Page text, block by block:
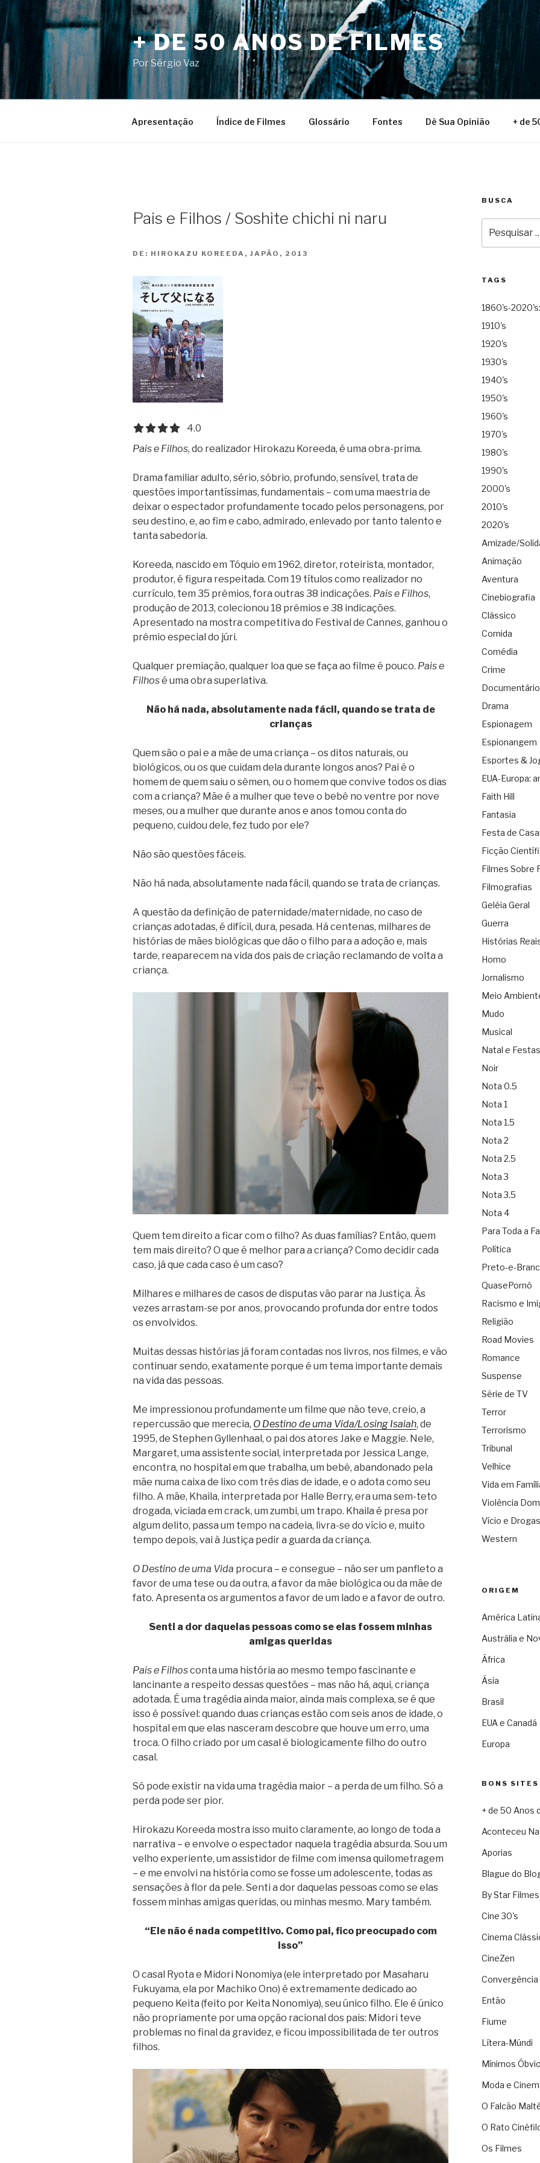
para
o
conteúdo
+ DE 50 ANOS DE FILMES
Por Sérgio Vaz
Apresentação Índice de Filmes Glossário Fontes Dê Sua Opinião + de
Pais e Filhos / Soshite chichi ni naru
DE: HIROKAZU KOREEDA, JAPÃO, 2013
4.0 out of 5.0 stars
4.0
Pais e Filhos, do realizador Hirokazu Koreeda, é uma obra-prima.
Drama familiar adulto, sério, sóbrio, profundo, sensível, trata de
questões importantíssimas, fundamentais – com uma maestria de
deixar o espectador profundamente tocado pelos personagens, por
seu destino, e, ao fim e cabo, admirado, enlevado por tanto talento e
tanta sabedoria.
Koreeda, nascido em Tóquio em 1962, diretor, roteirista, montador,
produtor, é figura respeitada. Com 19 títulos como realizador no
currículo, tem 35 prêmios, fora outras 38 indicações. Pais e Filhos,
produção de 2013, colecionou 18 prêmios e 38 indicações.
Apresentado na mostra competitiva do Festival de Cannes, ganhou o
prêmio especial do júri.
Qualquer premiação, qualquer loa que se faça ao filme é pouco. Pais e
Filhosé uma obra superlativa.
Não há nada, absolutamente nada fácil, quando se trata de
crianças
Quem são o pai e a mãe de uma criança – os ditos naturais, ou
biológicos, ou os que cuidam dela durante longos anos? Pai é o
homem de quem saiu o sêmen, ou o homem que convive todos os dias
com a criança? Mãe é a mulher que teve o bebê no ventre por nove
meses, ou a mulher que durante anos e anos tomou conta do
pequeno, cuidou dele, fez tudo por ele?
Não são questões fáceis.
Não há nada, absolutamente nada fácil, quando se trata de crianças.
A questão da definição de paternidade/maternidade, no caso de
crianças adotadas, é difícil, dura, pesada. Há centenas, milhares de
histórias de mães biológicas que dão o filho para a adoção e, mais
tarde, reaparecem na vida dos pais de criação reclamando de volta a
criança.
Quem tem direito a ficar com o filho? As duas famílias? Então, quem
tem mais direito? O que é melhor para a criança? Como decidir cada
caso, já que cada caso é um caso?
Milhares e milhares de casos de disputas vão parar na Justiça. Às
vezes arrastam-se por anos, provocando profunda dor entre todos
os envolvidos.
Muitas dessas histórias já foram contadas nos livros, nos filmes, e vão
continuar sendo, exatamente porque é um tema importante demais
na vida das pessoas.
Me impressionou profundamente um filme que não teve, creio, a
repercussão que merecia, O Destino de uma Vida/Losing Isaiah, de
1995, de Stephen Gyllenhaal, o pai dos atores Jake e Maggie. Nele,
Margaret, uma assistente social, interpretada por Jessica Lange,
encontra, no hospital em que trabalha, um bebê, abandonado pela
mãe numa caixa de lixo com três dias de idade, e o adota como seu
filho. A mãe, Khaila, interpretada por Halle Berry, era uma sem-teto
drogada, viciada em crack, um zumbi, um trapo. Khaila é presa por
algum delito, passa um tempo na cadeia, livra-se do vício e, muito
tempo depois, vai à Justiça pedir a guarda da criança.
O Destino de uma Vida procura – e consegue – não ser um panfleto a
favor de uma tese ou da outra, a favor da mãe biológica ou da mãe de
fato. Apresenta os argumentos a favor de um lado e a favor de outro.
Senti a dor daquelas pessoas como se elas fossem minhas
amigas queridas
Pais e Filhosconta uma história ao mesmo tempo fascinante e
lancinante a respeito dessas questões – mas não há, aqui, criança
adotada. É uma tragédia ainda maior, ainda mais complexa, se é que
isso é possível: quando duas crianças estão com seis anos de idade, o
hospital em que elas nasceram descobre que houve um erro, uma
troca. O filho criado por um casal é biologicamente filho do outro
casal.
Só pode existir na vida uma tragédia maior – a perda de um filho. Só a
perda pode ser pior.
Hirokazu Koreeda mostra isso muito claramente, ao longo de toda a
narrativa – e envolve o espectador naquela tragédia absurda. Sou um
velho experiente, um assistidor de filme com imensa quilometragem
– e me envolvi na história como se fosse um adolescente, todas as
sensações à flor da pele. Senti a dor daquelas pessoas como se elas
fossem minhas amigas queridas, ou minhas mesmo. Mary também.
“Ele não é nada competitivo. Como pai, fico preocupado com
isso”
O casal Ryota e Midori Nonomiya (ele interpretado por Masaharu
Fukuyama, ela por Machiko Ono) é extremamente dedicado ao
pequeno Keita (feito por Keita Nonomiya), seu único filho. Ele é único
não propriamente por uma opção racional dos pais: Midori teve
problemas no final da gravidez, e ficou impossibilitada de ter outros
filhos.
BUSCA
por:
TAGS
1860's-
1910's
1920's
1930's
1940's
1950's
1960's
1970's
1980's
1990's
2000's
2010's
2020's
Amizade/
Animação
Aventura
Cinebiografia
Clássico
Comida
Comédia
Crime
Documentário
Drama
Espionagem
Espionangem
Esportes &
EUA-Europa:
Faith Hill
Fantasia
Festa de
Ficção
Filmes Sobre
Filmografias
Geléia Geral
Guerra
Histórias
Homo
Jornalismo
Meio
Mudo
Musical
Natal e Festas
Noir
Nota 0.5
Nota 1
Nota 1.5
Nota 2
Nota 2.5
Nota 3
Nota 3.5
Nota 4
Para Toda a
Política
Preto-e-
QuasePornô
Racismo e
Religião
Road Movies
Romance
Suspense
Série de TV
Terror
Terrorismo
Tribunal
Velhice
Vida em
Violência
Vício e Drogas
Western
ORIGEM
América
Austrália e
África
Ásia
Brasil
EUA e Canadá
Europa
BONS SITES
+ de 50 Anos
Aconteceu
Aporias
Blague do
By Star Filmes
Cine 30's
Cinema
CineZen
Convergência
Então
Fiume
Lítera-Múndi
Mínimos
Moda e
O Falcão
O Rato
Os Filmes